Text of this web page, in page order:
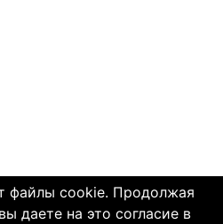
файлы cookie. Продолжая
даете на это согласие в